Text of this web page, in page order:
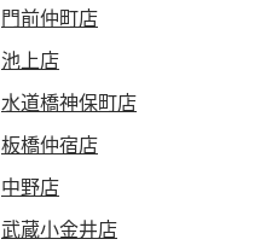
門前仲町店
池上店
水道橋神保町店
板橋仲宿店
中野店
武蔵小金井店